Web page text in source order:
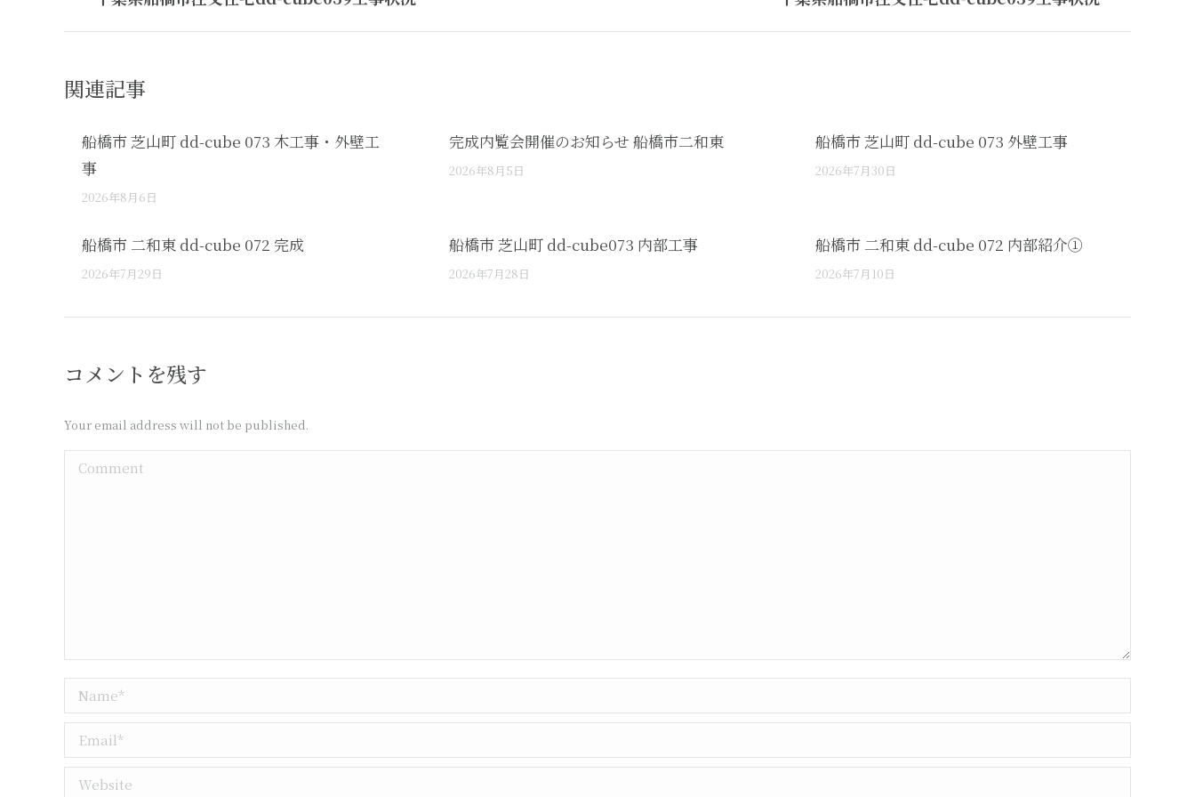
関連記事
船橋市 芝山町 dd-cube 073 木工事・外壁工
事
2026年8月6日
完成内覧会開催のお知らせ 船橋市二和東
2026年8月5日
船橋市 芝山町 dd-cube 073 外壁工事
2026年7月30日
船橋市 二和東 dd-cube 072 完成
2026年7月29日
船橋市 芝山町 dd-cube073 内部工事
2026年7月28日
船橋市 二和東 dd-cube 072 内部紹介①
2026年7月10日
コメントを残す
Your email address will not be published.
Comment
Name *
Email *
Website